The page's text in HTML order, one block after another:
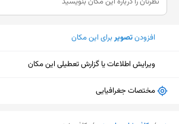
افزودنتصویربرای این مکان
ویرایش اطلاعات یا گزارش تعطیلی این مکان
مختصات جغرافیایی